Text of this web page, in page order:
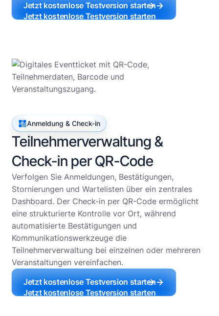
Jetzt kostenlose Testversion starten
Jetzt kostenlose Testversion starten
Anmeldung & Check-in
Teilnehmerverwaltung &
Check-in per QR-Code
Verfolgen Sie Anmeldungen, Bestätigungen,
Stornierungen und Wartelisten über ein zentrales
Dashboard. Der Check-in per QR-Code ermöglicht
eine strukturierte Kontrolle vor Ort, während
automatisierte Bestätigungen und
Kommunikationswerkzeuge die
Teilnehmerverwaltung bei einzelnen oder mehreren
Veranstaltungen vereinfachen.
Jetzt kostenlose Testversion starten
Jetzt kostenlose Testversion starten